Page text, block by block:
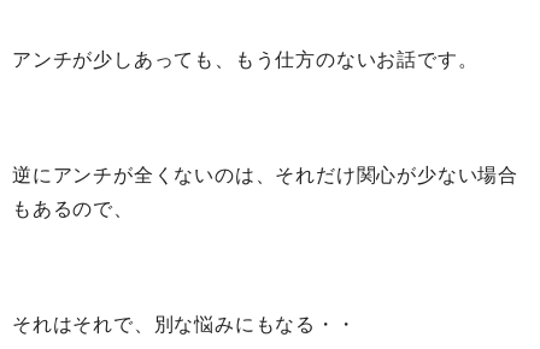
アンチが少しあっても、もう仕方のないお話です。
逆にアンチが全くないのは、それだけ関心が少ない場合
もあるので、
それはそれで、別な悩みにもなる・・